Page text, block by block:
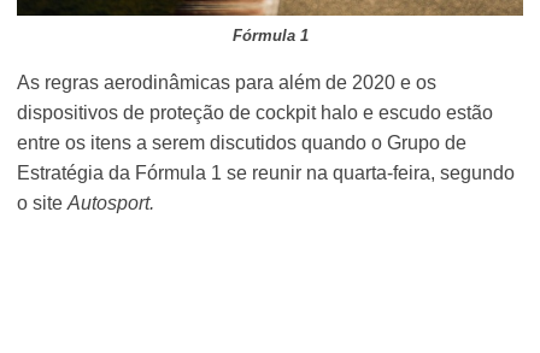
Fórmula 1
As regras aerodinâmicas para além de 2020 e os
dispositivos de proteção de cockpit halo e escudo estão
entre os itens a serem discutidos quando o Grupo de
Estratégia da Fórmula 1 se reunir na quarta-feira, segundo
o siteAutosport.